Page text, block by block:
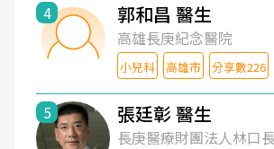
4 郭和昌 醫生
高雄長庚紀念醫院
小兒科 高雄市 分享數226
5 張廷彰 醫生
長庚醫療財團法人林口